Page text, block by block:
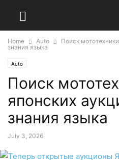
Home Auto
Поиск
знания языка
Auto
Поиск
японских
знания языка
July 3, 2026